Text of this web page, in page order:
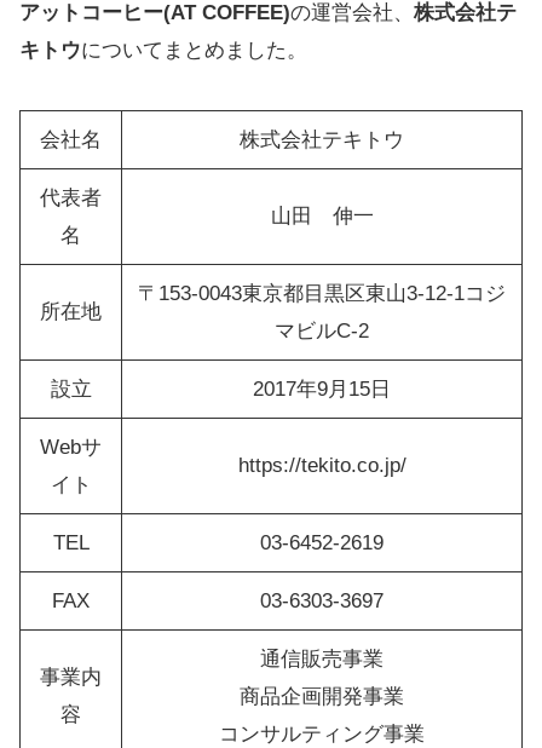
アットコーヒー(AT COFFEE)の運営会社、 株式会社テ
キトウについてまとめました。
会社名 株式会社テキトウ
代表者
名
山田 伸一
所在地
〒153-0043東京都目黒区東山3-12-1コジ
マビルC-2
設立 2017年9月15日
Webサ
イト
https://tekito.co.jp/
TEL 03-6452-2619
FAX 03-6303-3697
事業内
容
通信販売事業
商品企画開発事業
コンサルティング事業